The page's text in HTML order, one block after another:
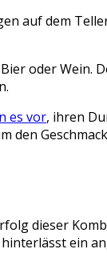
auf dem
oder Wein.
es vor, ihren
dieser
ein